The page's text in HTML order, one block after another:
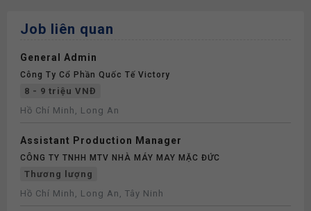
Job liên quan
General Admin
Công Ty Cổ Phần Quốc Tế Victory
8 - 9 triệu VNĐ
Hồ Chí Minh, Long An
Assistant Production Manager
CÔNG TY TNHH MTV NHÀ MÁY MAY MẶC ĐỨC
Thương lượng
Hồ Chí Minh, Long An, Tây Ninh